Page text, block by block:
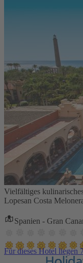
Vielfältiges
Lopesan Costa
Spanien - Gran
Für dieses Hotel liegen